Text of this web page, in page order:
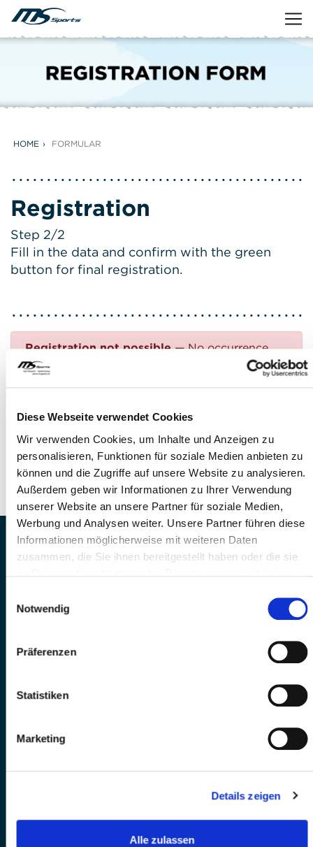
Diese Webseite verwendet Cookies
Wir verwenden Cookies, um Inhalte und Anzeigen zu
personalisieren, Funktionen für soziale Medien anbieten zu
können und die Zugriffe auf unsere Website zu analysieren.
Außerdem geben wir Informationen zu Ihrer Verwendung
unserer Website an unsere Partner für soziale Medien,
Werbung und Analysen weiter. Unsere Partner führen diese
Informationen möglicherweise mit weiteren Daten
zusammen, die Sie ihnen bereitgestellt haben oder die sie
Notwendig
Präferenzen
Statistiken
Marketing
Details zeigen
Alle zulassen
HOME FORMULAR
Registration
Step 2/2
Fill in the data and confirm with the green
button for final registration.
Registration not possible— No occurrence
found
Questions?
FEEL FREE TO CONTACT US!
Phone: +41 41 260 33 67
E-mail:info(at)mssports.ch
MS Sports AG • Sonnenrain 3b • CH-6221
MS Sports folgen